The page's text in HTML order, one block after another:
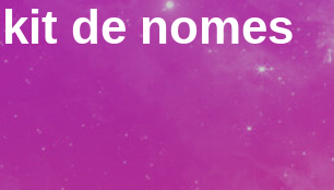
kit de nomes